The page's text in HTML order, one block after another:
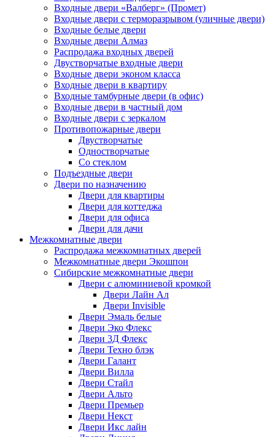
Входные двери «Валберг» (Промет)
Входные двери с терморазрывом (уличные двери)
Входные белые двери
Входные двери Алмаз
Распродажа входных дверей
Двустворчатые входные двери
Входные двери эконом класса
Входные двери в квартиру
Входные тамбурные двери (в офис)
Входные двери в частный дом
Входные двери с зеркалом
Противопожарные двери
Двустворчатые
Одностворчатые
Со стеклом
Подъездные двери
Двери по назначению
Двери для квартиры
Двери для коттеджа
Двери для офиса
Двери для дачи
Межкомнатные двери
Распродажа межкомнатных дверей
Межкомнатные двери Экошпон
Сибирские межкомнатные двери
Двери с алюминиевой кромкой
Двери Лайн Ал
Двери Invisible
Двери Эмаль белые
Двери Эко Флекс
Двери 3Д Флекс
Двери Техно блэк
Двери Галант
Двери Вилла
Двери Стайл
Двери Альто
Двери Премьер
Двери Некст
Двери Икс лайн